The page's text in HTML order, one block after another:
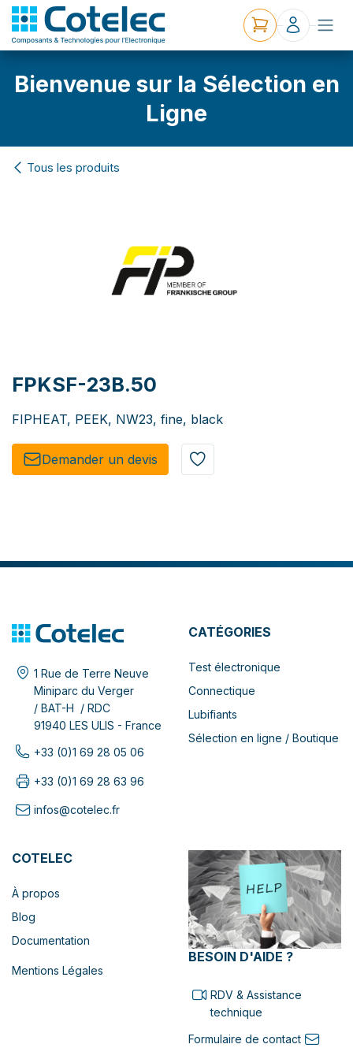
Bienvenue sur la Sélection en
Ligne
Tous les produits
FPKSF-23B.50
FIPHEAT, PEEK, NW23, fine, black
Demander un de​​vis​​
1 Rue de Terre Neuve
Miniparc du Verger
/ BAT-H / RDC
91940 LES ULIS - France
+33 (0)1 69 28 05 06
+33 (0)1 69 28 63 96
infos@cotelec.fr
CATÉGORIES
Test électronique
Connectique
Lubifiants
Sélection en ligne / Boutique
COTELEC
À propos
Blog
Documentation
Mentions Légales
BESOIN D'AIDE ?
RDV & Assistance
technique
Formulaire de contact